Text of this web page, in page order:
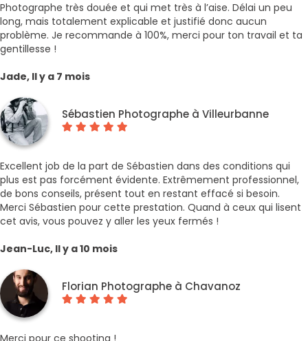
Photographe très douée et qui met très à l’aise. Délai un peu
long, mais totalement explicable et justifié donc aucun
problème. Je recommande à 100%, merci pour ton travail et ta
gentillesse !
Jade, Il y a 7 mois
Sébastien Photographe à Villeurbanne
Excellent job de la part de Sébastien dans des conditions qui
plus est pas forcément évidente. Extrêmement professionnel,
de bons conseils, présent tout en restant effacé si besoin.
Merci Sébastien pour cette prestation. Quand à ceux qui lisent
cet avis, vous pouvez y aller les yeux fermés !
Jean-Luc, Il y a 10 mois
Florian Photographe à Chavanoz
Merci pour ce shooting !